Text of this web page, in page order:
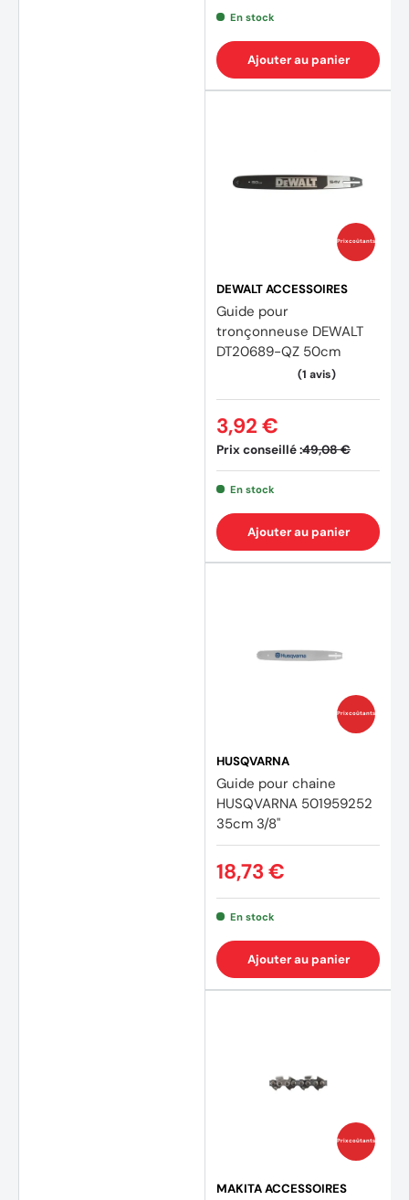
En stock
Ajouter au panier
Prix coûtants
DEWALT ACCESSOIRES
Guide pour
tronçonneuse DEWALT
DT20689-QZ 50cm
Prix conseillé :49,08 €
3,92 €
En stock
Ajouter au panier
Prix coûtants
HUSQVARNA
Guide pour chaine
HUSQVARNA 501959252
35cm 3/8"
18,73 €
En stock
Ajouter au panier
Prix coûtants
MAKITA ACCESSOIRES